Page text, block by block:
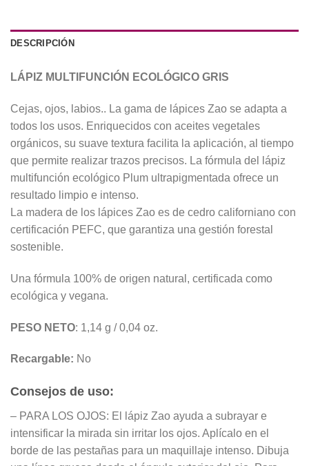
DESCRIPCIÓN
LÁPIZ MULTIFUNCIÓN ECOLÓGICO GRIS
Cejas, ojos, labios.. La gama de lápices Zao se adapta a
todos los usos. Enriquecidos con aceites vegetales
orgánicos, su suave textura facilita la aplicación, al tiempo
que permite realizar trazos precisos. La fórmula del lápiz
multifunción ecológico Plum ultrapigmentada ofrece un
resultado limpio e intenso.
La madera de los lápices Zao es de cedro californiano con
certificación PEFC, que garantiza una gestión forestal
sostenible.
Una fórmula 100% de origen natural, certificada como
ecológica y vegana.
PESO NETO: 1,14 g / 0,04 oz.
Recargable: No
Consejos de uso:
– PARA LOS OJOS: El lápiz Zao ayuda a subrayar e
intensificar la mirada sin irritar los ojos. Aplícalo en el
borde de las pestañas para un maquillaje intenso. Dibuja